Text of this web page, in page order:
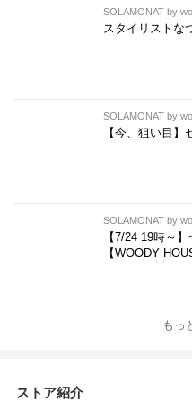
SOLAMONAT by
スタイリストな
SOLAMONAT by
【今、狙い目】
SOLAMONAT by
【7/24 19時～
【WOODY
もっ
ストア紹介